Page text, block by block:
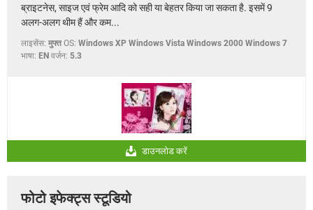
ब्राइटनेस, साइज एवं फ्रेम आदि को सही या बेहतर किया जा सकता है. इसमें 9
अलग-अलग थीम हैं और कम...
लाइसेंस: मुफ्त OS: Windows XP Windows Vista Windows 2000 Windows 7
भाषा: EN वर्जन: 5.3
डाउनलोड करें
फोटो इफेक्ट्स स्टूडियो